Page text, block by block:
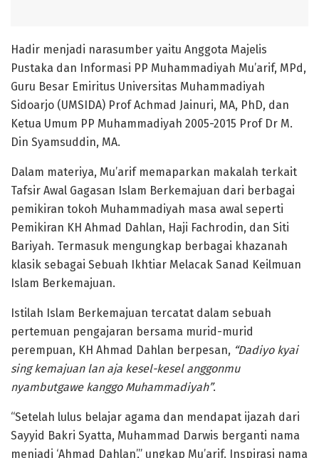
Hadir menjadi narasumber yaitu Anggota Majelis
Pustaka dan Informasi PP Muhammadiyah Mu’arif, MPd,
Guru Besar Emiritus Universitas Muhammadiyah
Sidoarjo (UMSIDA) Prof Achmad Jainuri, MA, PhD, dan
Ketua Umum PP Muhammadiyah 2005-2015 Prof Dr M.
Din Syamsuddin, MA.
Dalam materiya, Mu’arif memaparkan makalah terkait
Tafsir Awal Gagasan Islam Berkemajuan dari berbagai
pemikiran tokoh Muhammadiyah masa awal seperti
Pemikiran KH Ahmad Dahlan, Haji Fachrodin, dan Siti
Bariyah. Termasuk mengungkap berbagai khazanah
klasik sebagai Sebuah Ikhtiar Melacak Sanad Keilmuan
Islam Berkemajuan.
Istilah Islam Berkemajuan tercatat dalam sebuah
pertemuan pengajaran bersama murid-murid
perempuan, KH Ahmad Dahlan berpesan, “Dadiyo kyai
sing kemajuan lan aja kesel-kesel anggonmu
nyambutgawe kanggo Muhammadiyah”.
“Setelah lulus belajar agama dan mendapat ijazah dari
Sayyid Bakri Syatta, Muhammad Darwis berganti nama
menjadi ‘Ahmad Dahlan’,” ungkap Mu’arif. Inspirasi nama